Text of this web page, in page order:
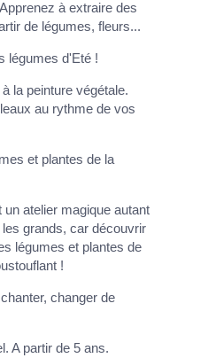
à extraire des
de légumes, fleurs...
légumes d'Eté !
la peinture végétale.
au rythme de vos
et plantes de la
atelier magique autant
grands, car découvrir
légumes et plantes de
!
changer de
A partir de 5 ans.